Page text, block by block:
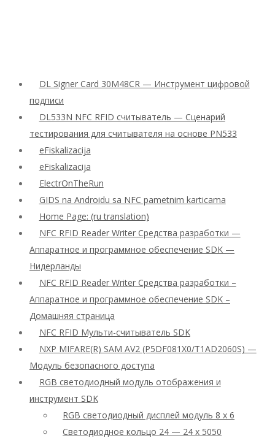
DL Signer Card 30M48CR — Инструмент цифровой
подписи
DL533N NFC RFID считыватель — Сценарий
тестирования для считывателя на основе PN533
eFiskalizacija
eFiskalizacija
ElectrOnTheRun
GIDS na Androidu sa NFC pametnim karticama
Home Page: (ru translation)
NFC RFID Reader Writer Средства разработки —
Аппаратное и программное обеспечение SDK —
Нидерланды
NFC RFID Reader Writer Средства разработки –
Аппаратное и программное обеспечение SDK –
Домашняя страница
NFC RFID Мульти-считыватель SDK
NXP MIFARE(R) SAM AV2 (P5DF081X0/T1AD2060S) —
Модуль безопасного доступа
RGB светодиодный модуль отображения и
инструмент SDK
RGB светодиодный дисплей модуль 8 x 6
Светодиодное кольцо 24 — 24 x 5050